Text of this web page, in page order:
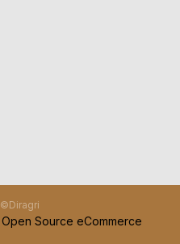
Open Source eCommerce